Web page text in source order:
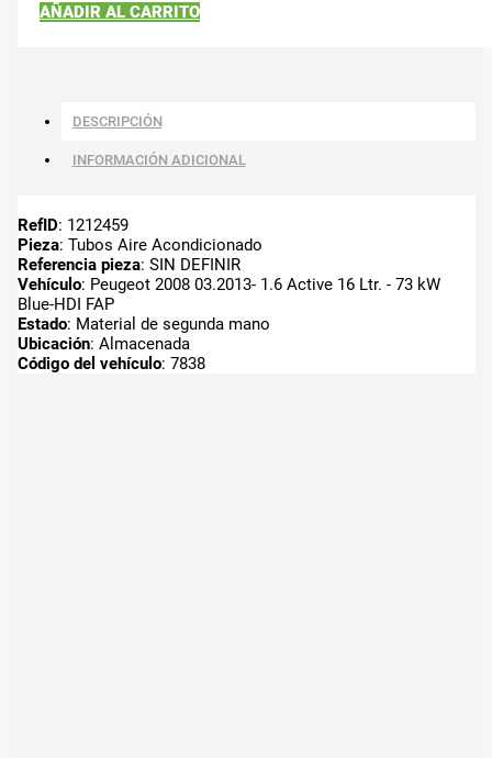
AÑADIR AL CARRITO
DESCRIPCIÓN
INFORMACIÓN ADICIONAL
RefID: 1212459
Pieza: Tubos Aire Acondicionado
Referencia pieza: SIN DEFINIR
Vehículo: Peugeot 2008 03.2013- 1.6 Active 16 Ltr. - 73 kW
Blue-HDI FAP
Estado: Material de segunda mano
Ubicación: Almacenada
Código del vehículo: 7838